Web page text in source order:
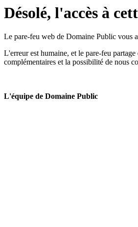
Désolé, l'accès à
Le pare-feu web de Domaine Public vous
L'erreur est humaine, et le pare-feu
complémentaires et la possibilité de nous
L'équipe de Domaine Public